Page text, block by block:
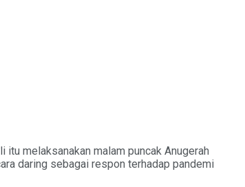
melaksanakan malam puncak Anugerah
daring sebagai respon terhadap pandemi